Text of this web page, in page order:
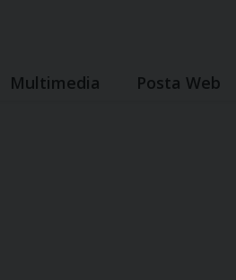
Multimedia Posta Web